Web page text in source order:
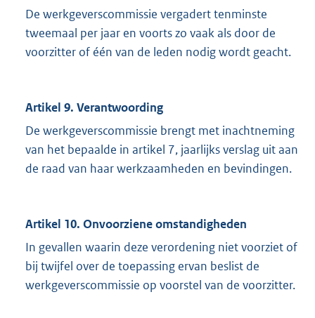
De werkgeverscommissie vergadert tenminste
tweemaal per jaar en voorts zo vaak als door de
voorzitter of één van de leden nodig wordt geacht.
Artikel 9. Verantwoording
De werkgeverscommissie brengt met inachtneming
van het bepaalde in artikel 7, jaarlijks verslag uit aan
de raad van haar werkzaamheden en bevindingen.
Artikel 10. Onvoorziene omstandigheden
In gevallen waarin deze verordening niet voorziet of
bij twijfel over de toepassing ervan beslist de
werkgeverscommissie op voorstel van de voorzitter.